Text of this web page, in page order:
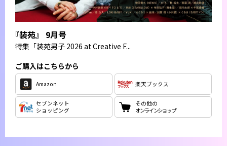
『装苑』 9月号
特集 「装苑男子 2026 at Creative F...
ご購入はこちらから
Amazon 楽天ブックス
セブンネット
ショッピング
その他の
オンラインショップ